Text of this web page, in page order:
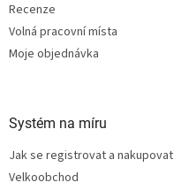
Recenze
Volná pracovní místa
Moje objednávka
Systém na míru
Jak se registrovat a nakupovat
Velkoobchod